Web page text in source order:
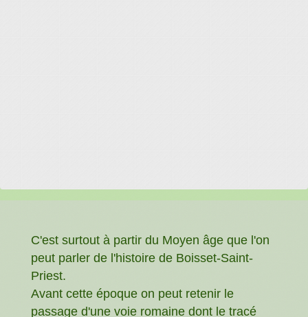
C'est surtout à partir du Moyen âge que l'on
peut parler de l'histoire de Boisset-Saint-
Priest.
Avant cette époque on peut retenir le
passage d'une voie romaine dont le tracé